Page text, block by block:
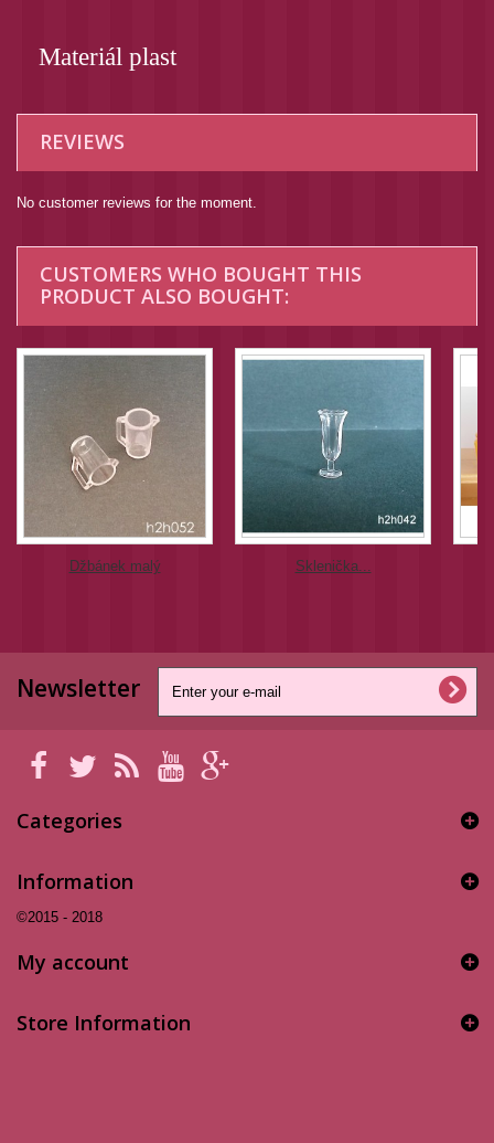
Materiál plast
REVIEWS
No customer reviews for the moment.
CUSTOMERS WHO BOUGHT THIS
PRODUCT ALSO BOUGHT:
Džbánek malý Sklenička...
Newsletter
Categories
Information
©2015 - 2018
My account
Store Information